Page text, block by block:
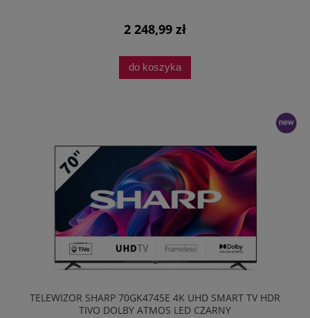
2 248,99 zł
do koszyka
TELEWIZOR SHARP 70GK4745E 4K UHD SMART TV HDR
TIVO DOLBY ATMOS LED CZARNY